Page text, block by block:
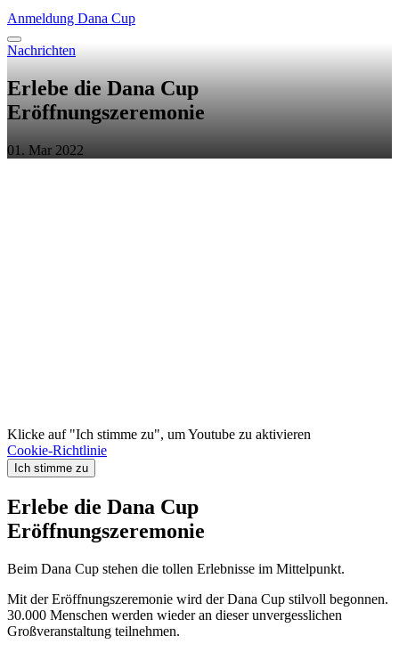
Anmeldung Dana Cup
Nachrichten
Erlebe die Dana Cup
Eröffnungszeremonie
01. Mar 2022
Klicke auf "Ich stimme zu", um Youtube zu aktivieren
Cookie-Richtlinie
Ich stimme zu
Erlebe die Dana Cup
Eröffnungszeremonie
Beim Dana Cup stehen die tollen Erlebnisse im Mittelpunkt.
Mit der Eröffnungszeremonie wird der Dana Cup stilvoll begonnen.
30.000 Menschen werden wieder an dieser unvergesslichen
Großveranstaltung teilnehmen.